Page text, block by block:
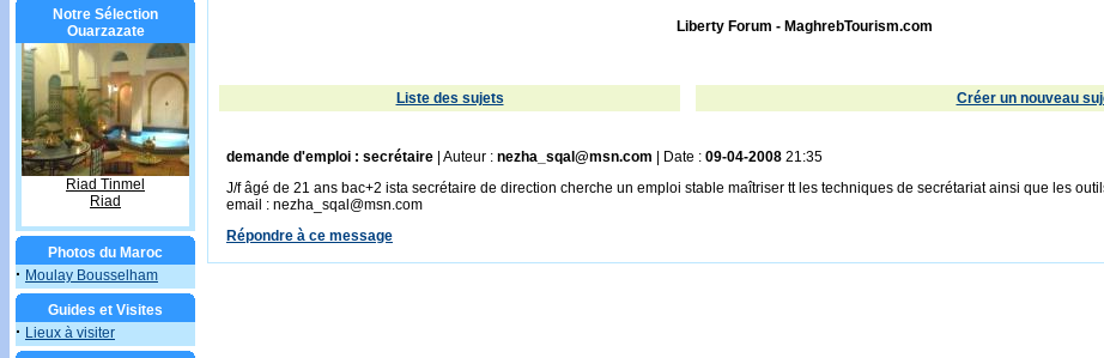
Notre Sélection
Ouarzazate
Riad Tinmel
Riad
Photos du Maroc
· Moulay Bousselham
Guides et Visites
· Lieux à visiter
Liberty Forum - MaghrebTourism.com
Liste des sujets Créer un nouveau
demande d'emploi : secrétaire | Auteur : nezha_sqal@msn.com | Date : 09-04-2008 21:35
J/f âgé de 21 ans bac+2 ista secrétaire de direction cherche un emploi stable maîtriser tt les techniques de secrétariat ainsi que les
email : nezha_sqal@msn.com
Répondre à ce message